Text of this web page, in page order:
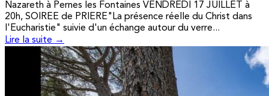
Nazareth à Pernes les Fontaines VENDREDI 17 JUILLET à
20h, SOIREE de PRIERE"La présence réelle du Christ dans
l'Eucharistie" suivie d'un échange autour du verre...
Lire la suite →